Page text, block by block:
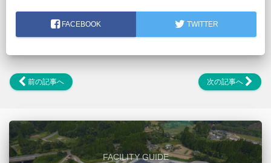
FACEBOOK TWITTER
前の記事へ 次の記事へ
FACILITY GUIDE